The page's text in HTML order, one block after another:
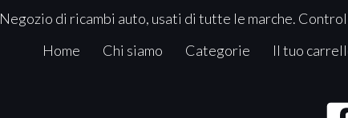
Negozio di ricambi auto, usati di tutte le marche.
Home
Chi siamo Categorie Il tuo